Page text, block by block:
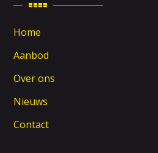
Home
Aanbod
Over ons
Nieuws
Contact